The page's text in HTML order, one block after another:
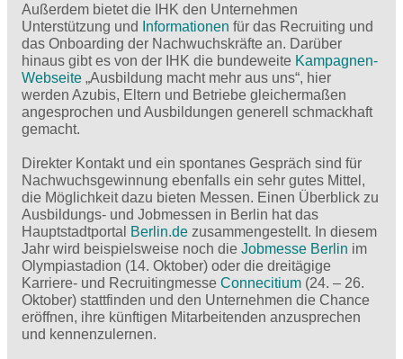
Außerdem bietet die IHK den Unternehmen
Unterstützung und
Informationen für das Recruiting und
das Onboarding der Nachwuchskräfte an. Darüber
hinaus gibt es von der IHK die bundeweite Kampagnen-
Webseite „Ausbildung macht mehr aus uns“, hier
werden Azubis, Eltern und Betriebe gleichermaßen
angesprochen und Ausbildungen generell schmackhaft
gemacht.
Direkter Kontakt und ein spontanes Gespräch sind für
Nachwuchsgewinnung ebenfalls ein sehr gutes Mittel,
die Möglichkeit dazu bieten Messen. Einen Überblick zu
Ausbildungs- und Jobmessen in Berlin hat das
Hauptstadtportal
Berlin.de zusammengestellt. In diesem
Jahr wird beispielsweise noch die Jobmesse Berlin im
Olympiastadion (14. Oktober) oder die dreitägige
Karriere- und Recruitingmesse Connecitium (24. – 26.
Oktober) stattfinden und den Unternehmen die Chance
eröffnen, ihre künftigen Mitarbeitenden anzusprechen
und kennenzulernen.